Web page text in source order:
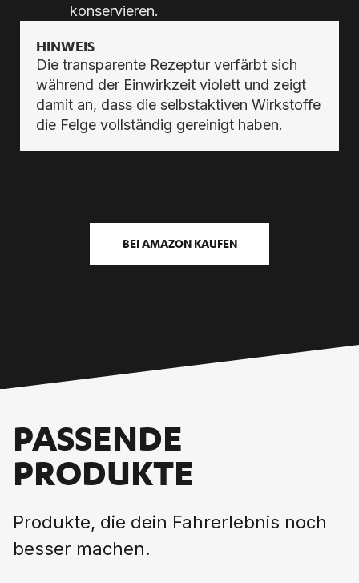
konservieren.
HINWEIS
Die transparente Rezeptur verfärbt sich
während der Einwirkzeit violett und zeigt
damit an, dass die selbstaktiven Wirkstoffe
die Felge vollständig gereinigt haben.
BEI AMAZON KAUFEN
PASSENDE
PRODUKTE
Produkte, die dein Fahrerlebnis noch
besser machen.